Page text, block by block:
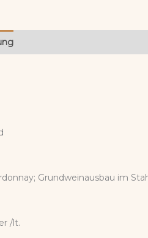
Grundweinausbau im
/lt.